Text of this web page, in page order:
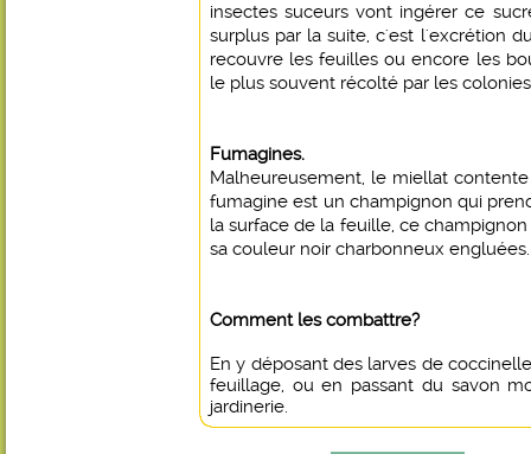
insectes suceurs vont ingérer ce
surplus par la suite, c'est l'excrétion
recouvre les feuilles ou encore les
le plus souvent récolté par les
Fumagines.
Malheureusement, le miellat
fumagine est un champignon qui
la surface de la feuille, ce
sa couleur noir charbonneux engluées.
Comment les combattre?
En y déposant des larves de
feuillage, ou en passant du savon
jardinerie.